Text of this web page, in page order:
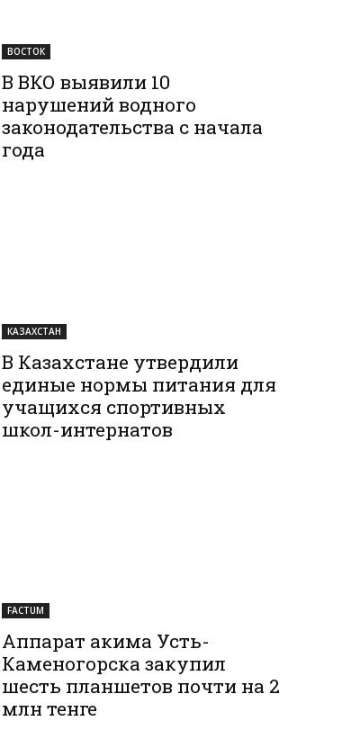
ВОСТОК
В ВКО выявили 10
нарушений водного
законодательства с начала
года
КАЗАХСТАН
В Казахстане утвердили
единые нормы питания для
учащихся спортивных
школ-интернатов
FACTUM
Аппарат акима Усть-
Каменогорска закупил
шесть планшетов почти на 2
млн тенге